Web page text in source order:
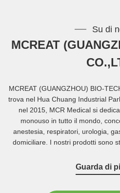
Su di
MCREAT
MCREAT (GUANGZHOU) BIO-
trova nel Hua Chuang Industrial
nel 2015, MCR Medical si
monouso in tutto il mondo,
anestesia, respiratori, urologia,
domiciliare. I nostri prodotti sono
ottenuto le certificazioni GMP,
prodotti
Guarda di